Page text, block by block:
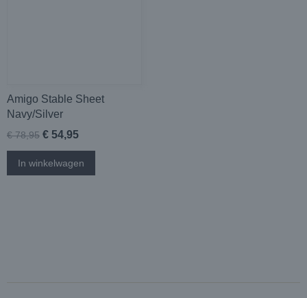
Amigo Stable Sheet
Navy/Silver
€ 78,95 € 54,95
In winkelwagen